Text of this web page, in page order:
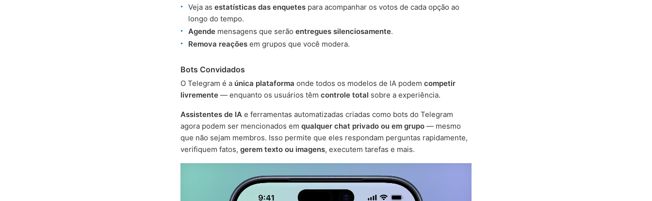
Veja as estatísticas das enquetes para acompanhar os votos de cada opção ao
longo do tempo.
Agende mensagens que serão entregues silenciosamente.
Remova reações em grupos que você modera.
Bots Convidados
O Telegram é a única plataforma onde todos os modelos de IA podem competir
livremente — enquanto os usuários têm controle total sobre a experiência.
Assistentes de IA e ferramentas automatizadas criadas como bots do Telegram
agora podem ser mencionados em qualquer chat privado ou em grupo — mesmo
que não sejam membros. Isso permite que eles respondam perguntas rapidamente,
verifiquem fatos, gerem texto ou imagens, executem tarefas e mais.